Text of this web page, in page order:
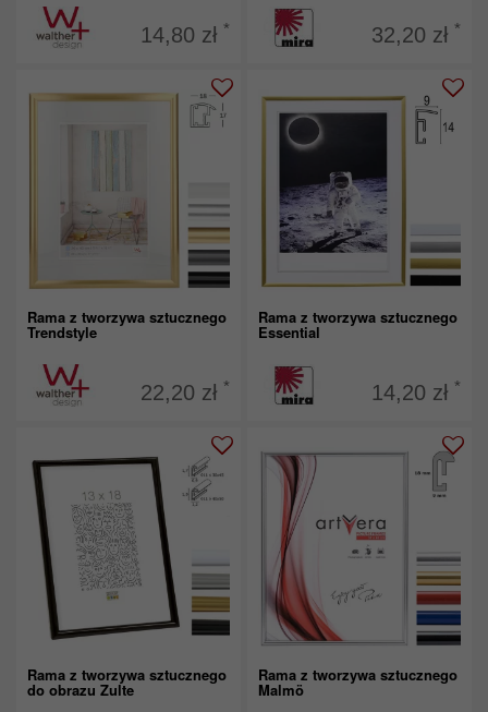
14,80 zł * 32,20 zł *
Rama z tworzywa sztucznego
Trendstyle
22,20 zł *
Rama z tworzywa sztucznego
Essential
14,20 zł *
Rama z tworzywa sztucznego
do obrazu Zulte
Rama z tworzywa sztucznego
Malmö